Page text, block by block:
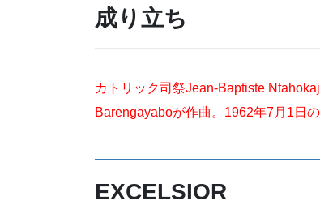
成り立ち
カトリック司祭Jean-Baptiste
Barengayaboが作曲。1962年7月1日
EXCELSIOR